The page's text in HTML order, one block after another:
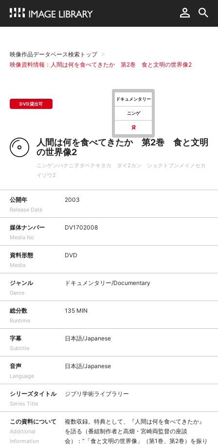
映像作品データベース検索トップ
映像資料情報：人間は何を食べてきたか 第2巻 食と文明の世界像2
DVD貸出可
ドキュメンタリー
ニンゲ
貸
人間は何を食べてきたか 第2巻 食と文明
の世界像2
ニンゲンハナニヲタベテキタカ ダイ2カン ショクトブンメイノセカ
イゾウ2
公開年
Release Date
2003
媒体ナンバー
Media No
DV1702008
資料形態
Media
DVD
ジャンル
Genre
ドキュメンタリー/Documentary
総分数
Runtime
135 MIN
字幕
Subtitle
日本語/Japanese
音声
Language
日本語/Japanese
シリーズタイトル
Series Title
ジブリ学術ライブラリー
この資料について
Additional
Information
複数収録。特典として、『人間は何を食べてきたか』
を語る（番組制作者と高畑・宮崎両監督の座談
会）：“「食と文明の世界像」（第1巻、第2巻）を振り